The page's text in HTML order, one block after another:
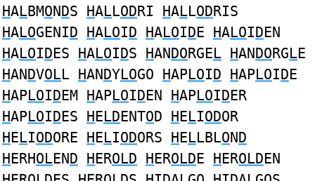
HALBMONDS HALLODRI HALLODRIS
HALOGENID HALOID HALOIDE HALOIDEN
HALOIDES HALOIDS HANDORGEL HANDORGLE
HANDVOLL HANDYLOGO HAPLOID HAPLOIDE
HAPLOIDEM HAPLOIDEN HAPLOIDER
HAPLOIDES HELDENTOD HELIODOR
HELIODORE HELIODORS HELLBLOND
HERHOLEND HEROLD HEROLDE HEROLDEN